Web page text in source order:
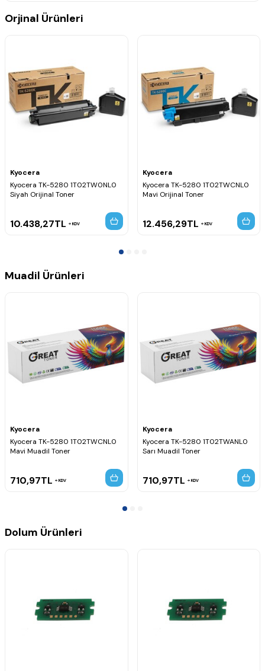
Orjinal Ürünleri
Kyocera
Kyocera TK-5280 1T02TW0NL0
Siyah Orijinal Toner
10.438,27TL KDV
Kyocera
Kyocera TK-5280 1T02TWCNL0
Mavi Orijinal Toner
12.456,29TL KDV
Muadil Ürünleri
Kyocera
Kyocera TK-5280 1T02TWCNL0
Mavi Muadil Toner
710,97TL KDV
Kyocera
Kyocera TK-5280 1T02TWANL0
Sarı Muadil Toner
710,97TL KDV
Dolum Ürünleri